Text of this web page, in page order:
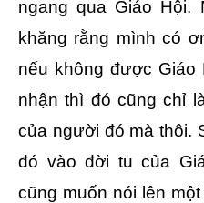
ngang qua Giáo Hội.
khăng rằng mình có
nếu không được Giáo
nhận thì đó cũng chỉ
của người đó mà thôi.
đó vào đời tu của
cũng muốn nói lên